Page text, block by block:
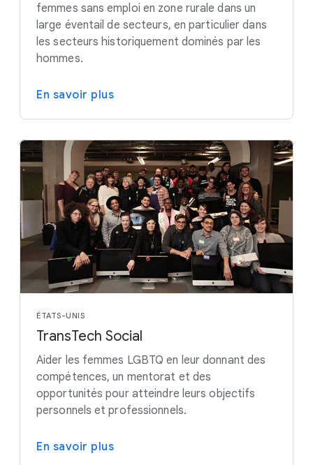
femmes sans emploi en zone rurale dans un
large éventail de secteurs, en particulier dans
les secteurs historiquement dominés par les
hommes.
En savoir plus
ÉTATS-UNIS
TransTech Social
Aider les femmes LGBTQ en leur donnant des
compétences, un mentorat et des
opportunités pour atteindre leurs objectifs
personnels et professionnels.
En savoir plus